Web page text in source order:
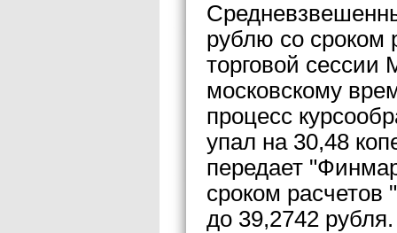
рублю со сроком
торговой
московскому
процесс
упал на 30,48
передает
сроком расчетов
до 39,2742 рубля.